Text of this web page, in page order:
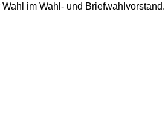
im Wahl- und Briefwahlvorstand.